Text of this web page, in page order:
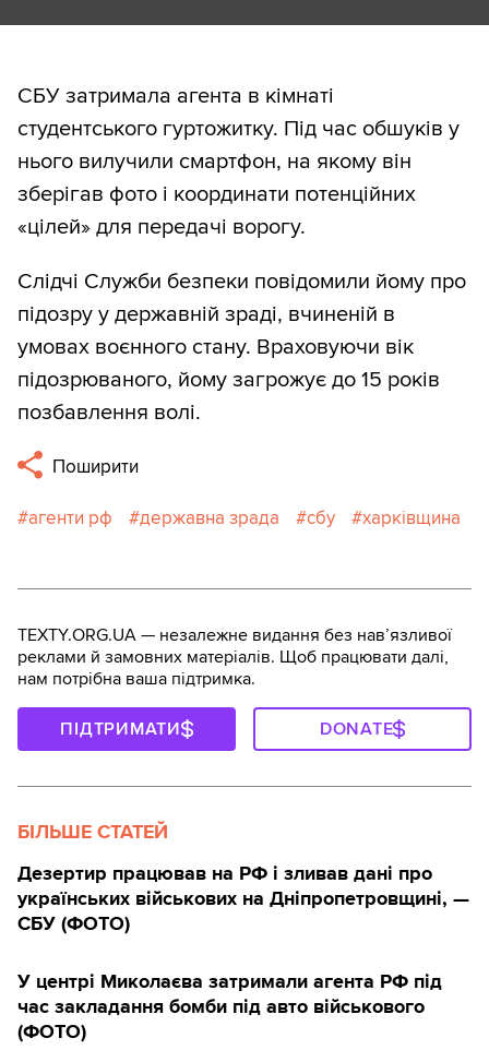
СБУ затримала агента в кімнаті
студентського гуртожитку. Під час обшуків у
нього вилучили смартфон, на якому він
зберігав фото і координати потенційних
«цілей» для передачі ворогу.
Слідчі Служби безпеки повідомили йому про
підозру у державній зраді, вчиненій в
умовах воєнного стану. Враховуючи вік
підозрюваного, йому загрожує до 15 років
позбавлення волі.
Поширити
агенти рф державна зрада сбу харківщина
TEXTY.ORG.UA — незалежне видання без навʼязливої
реклами й замовних матеріалів. Щоб працювати далі,
нам потрібна ваша підтримка.
ПІДТРИМАТИ DONATE
БІЛЬШЕ СТАТЕЙ
Дезертир працював на РФ і зливав дані про
українських військових на Дніпропетровщині, —
СБУ (ФОТО)
У центрі Миколаєва затримали агента РФ під
час закладання бомби під авто військового
(ФОТО)